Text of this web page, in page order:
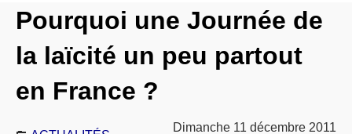
NOS TRAVAUX
LAICITHÈQUE
Pourquoi une Journée de
la laïcité un peu partout
en France ?
Dimanche 11 décembre 2011